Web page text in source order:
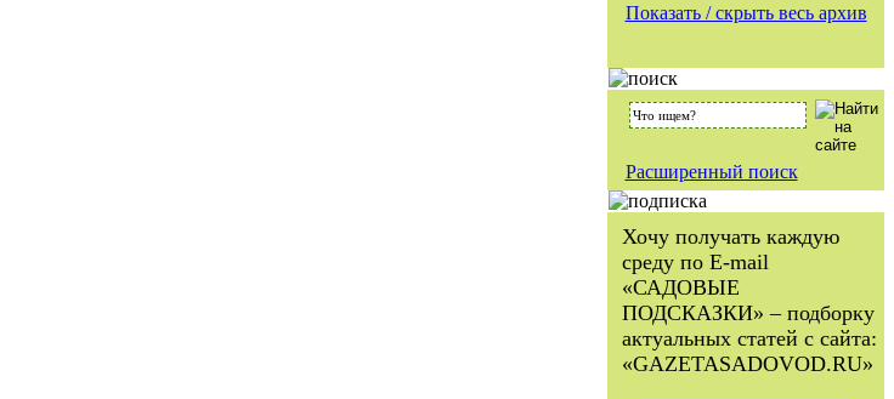
Показать / скрыть весь архив
Расширенный поиск
Хочу получать каждую
среду по E-mail
«САДОВЫЕ
ПОДСКАЗКИ» – подборку
актуальных статей с сайта:
«GAZETASADOVOD.RU»